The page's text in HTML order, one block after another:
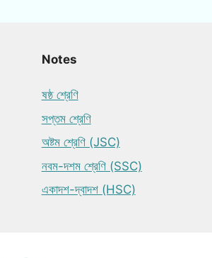
Notes
ষষ্ঠ শ্রেণি
সপ্তম শ্রেণি
অষ্টম শ্রেণি (JSC)
নবম-দশম শ্রেণি (SSC)
একাদশ-দ্বাদশ (HSC)